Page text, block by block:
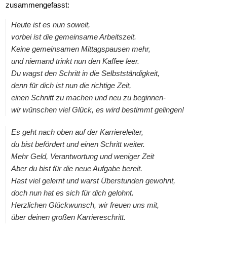
zusammengefasst:
Heute ist es nun soweit,
vorbei ist die gemeinsame Arbeitszeit.
Keine gemeinsamen Mittagspausen mehr,
und niemand trinkt nun den Kaffee leer.
Du wagst den Schritt in die Selbstständigkeit,
denn für dich ist nun die richtige Zeit,
einen Schnitt zu machen und neu zu beginnen-
wir wünschen viel Glück, es wird bestimmt gelingen!
Es geht nach oben auf der Karriereleiter,
du bist befördert und einen Schritt weiter.
Mehr Geld, Verantwortung und weniger Zeit
Aber du bist für die neue Aufgabe bereit.
Hast viel gelernt und warst Überstunden gewohnt,
doch nun hat es sich für dich gelohnt.
Herzlichen Glückwunsch, wir freuen uns mit,
über deinen großen Karriereschritt.